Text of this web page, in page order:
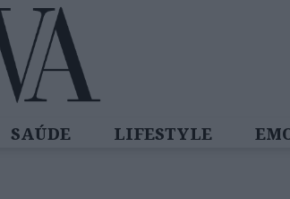
SAÚDE LIFESTYLE